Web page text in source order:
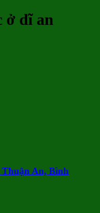
ở dĩ an
Thuận An, Bình